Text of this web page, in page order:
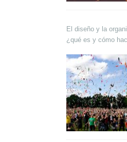
El diseño y la
¿qué es y cómo